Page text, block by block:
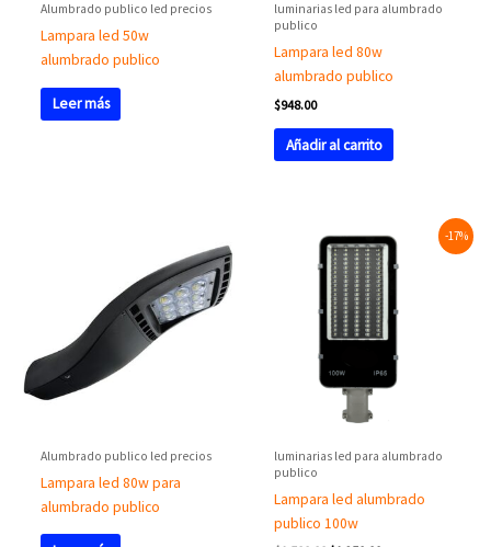
Alumbrado publico led precios
Lampara led 50w
alumbrado publico
Leer más
luminarias led para alumbrado
publico
Lampara led 80w
alumbrado publico
$948.00
Añadir al carrito
Alumbrado publico led precios
Lampara led 80w para
alumbrado publico
-17%
luminarias led para alumbrado
publico
Lampara led alumbrado
publico 100w
Original
price
was:
$1,500.00.
Current
price
is:
$1,250.00.